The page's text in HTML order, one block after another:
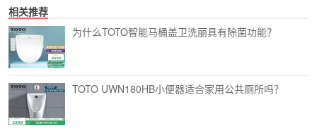
相关推荐
为什么TOTO智能马桶盖卫洗丽具有除菌功能？
TOTO UWN180HB小便器适合家用公共厕所吗？